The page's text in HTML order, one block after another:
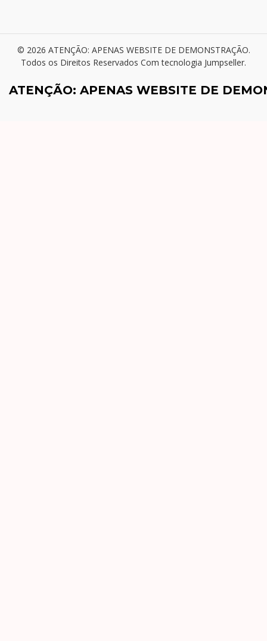
© 2026 ATENÇÃO: APENAS WEBSITE DE DEMONSTRAÇÃO.
Todos os Direitos Reservados Com tecnologia Jumpseller.
ATENÇÃO: APENAS WEBSITE DE